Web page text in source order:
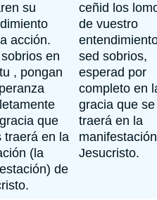
su
acción.
en
, pongan
que
traerá en la
(la
de
ceñid los
de vuestro
sed sobrios,
esperad por
completo en
gracia que
traerá en la
Jesucristo.